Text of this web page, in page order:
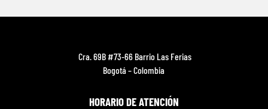
Cra. 69B #73-66 Barrio Las Ferias
Bogotá – Colombia
HORARIO DE ATENCIÓN